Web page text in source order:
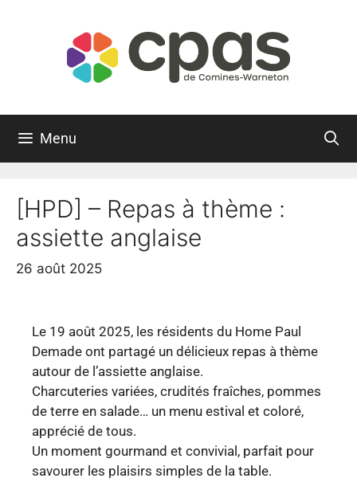
Menu
[HPD] – Repas à thème :
assiette anglaise
26 août 2025
Le 19 août 2025, les résidents du Home Paul
Demade ont partagé un délicieux repas à thème
autour de l’assiette anglaise.
Charcuteries variées, crudités fraîches, pommes
de terre en salade… un menu estival et coloré,
apprécié de tous.
Un moment gourmand et convivial, parfait pour
savourer les plaisirs simples de la table.